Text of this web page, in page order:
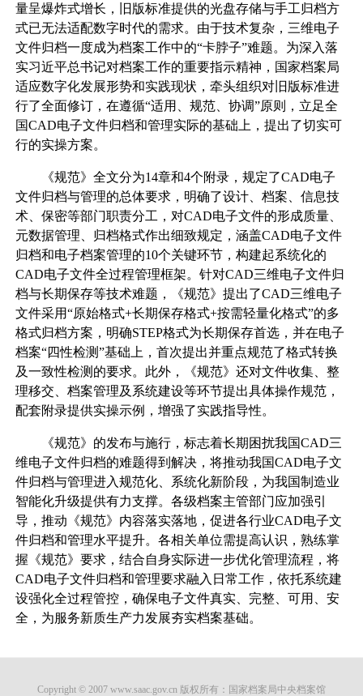
量呈爆炸式增长，旧版标准提供的光盘存储与手工归档方
式已无法适配数字时代的需求。由于技术复杂，三维电子
文件归档一度成为档案工作中的“卡脖子”难题。为深入落
实习近平总书记对档案工作的重要指示精神，国家档案局
适应数字化发展形势和实践现状，牵头组织对旧版标准进
行了全面修订，在遵循“适用、规范、协调”原则，立足全
国CAD电子文件归档和管理实际的基础上，提出了切实可
行的实操方案。
《规范》全文分为14章和4个附录，规定了CAD电子
文件归档与管理的总体要求，明确了设计、档案、信息技
术、保密等部门职责分工，对CAD电子文件的形成质量、
元数据管理、归档格式作出细致规定，涵盖CAD电子文件
归档和电子档案管理的10个关键环节，构建起系统化的
CAD电子文件全过程管理框架。针对CAD三维电子文件归
档与长期保存等技术难题，《规范》提出了CAD三维电子
文件采用“原始格式+长期保存格式+按需轻量化格式”的多
格式归档方案，明确STEP格式为长期保存首选，并在电子
档案“四性检测”基础上，首次提出并重点规范了格式转换
及一致性检测的要求。此外，《规范》还对文件收集、整
理移交、档案管理及系统建设等环节提出具体操作规范，
配套附录提供实操示例，增强了实践指导性。
《规范》的发布与施行，标志着长期困扰我国CAD三
维电子文件归档的难题得到解决，将推动我国CAD电子文
件归档与管理进入规范化、系统化新阶段，为我国制造业
智能化升级提供有力支撑。各级档案主管部门应加强引
导，推动《规范》内容落实落地，促进各行业CAD电子文
件归档和管理水平提升。各相关单位需提高认识，熟练掌
握《规范》要求，结合自身实际进一步优化管理流程，将
CAD电子文件归档和管理要求融入日常工作，依托系统建
设强化全过程管控，确保电子文件真实、完整、可用、安
全，为服务新质生产力发展夯实档案基础。
Copyright © 2007 www.saac.gov.cn 版权所有：国家档案局中央档案馆